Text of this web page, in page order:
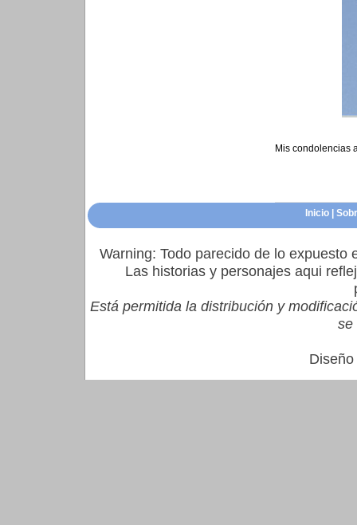
Mis condolencias
Inicio|
Warning: Todo parecido de lo
Las historias y personajes aqui
Está permitida la distribución y
se